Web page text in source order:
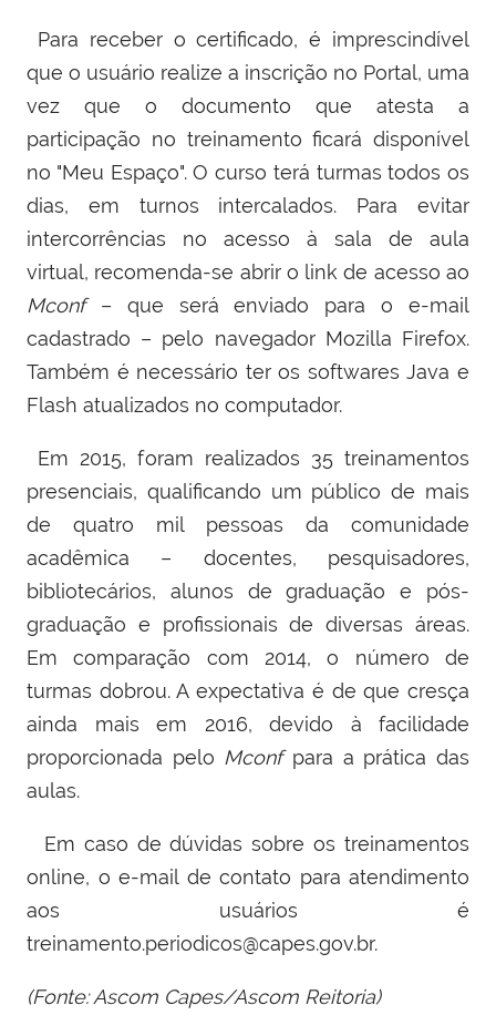
Para receber o certificado, é imprescindível
que o usuário realize a inscrição no Portal, uma
vez que o documento que atesta a
participação no treinamento ficará disponível
no "Meu Espaço". O curso terá turmas todos os
dias, em turnos intercalados. Para evitar
intercorrências no acesso à sala de aula
virtual, recomenda-se abrir o link de acesso ao
Mconf– que será enviado para o e-mail
cadastrado – pelo navegador Mozilla Firefox.
Também é necessário ter os softwares Java e
Flash atualizados no computador.
Em 2015, foram realizados 35 treinamentos
presenciais, qualificando um público de mais
de quatro mil pessoas da comunidade
acadêmica – docentes, pesquisadores,
bibliotecários, alunos de graduação e pós-
graduação e profissionais de diversas áreas.
Em comparação com 2014, o número de
turmas dobrou. A expectativa é de que cresça
ainda mais em 2016, devido à facilidade
proporcionada pelo Mconfpara a prática das
aulas.
Em caso de dúvidas sobre os treinamentos
online, o e-mail de contato para atendimento
aos usuários é
treinamento.periodicos@capes.gov.br.
(Fonte: Ascom Capes/Ascom Reitoria)